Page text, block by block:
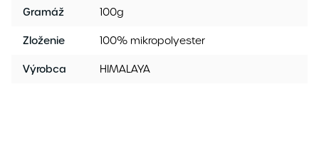
Gramáž
100g
Zloženie
100% mikropolyester
Výrobca
HIMALAYA